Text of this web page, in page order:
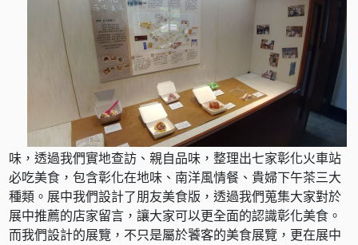
味，透過我們實地查訪、親自品味，整理出七家彰化火車站
必吃美食，包含彰化在地味、南洋風情餐、貴婦下午茶三大
種類。展中我們設計了朋友美食版，透過我們蒐集大家對於
展中推薦的店家留言，讓大家可以更全面的認識彰化美食。
而我們設計的展覽，不只是屬於饕客的美食展覽，更在展中